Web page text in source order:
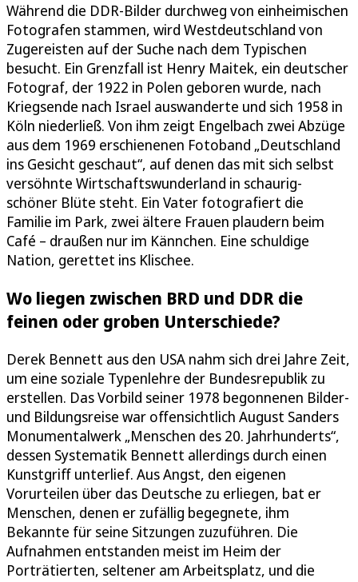
Während die DDR-Bilder durchweg von einheimischen
Fotografen stammen, wird Westdeutschland von
Zugereisten auf der Suche nach dem Typischen
besucht. Ein Grenzfall ist Henry Maitek, ein deutscher
Fotograf, der 1922 in Polen geboren wurde, nach
Kriegsende nach Israel auswanderte und sich 1958 in
Köln niederließ. Von ihm zeigt Engelbach zwei Abzüge
aus dem 1969 erschienenen Fotoband „Deutschland
ins Gesicht geschaut“, auf denen das mit sich selbst
versöhnte Wirtschaftswunderland in schaurig-
schöner Blüte steht. Ein Vater fotografiert die
Familie im Park, zwei ältere Frauen plaudern beim
Café – draußen nur im Kännchen. Eine schuldige
Nation, gerettet ins Klischee.
Wo liegen zwischen BRD und DDR die
feinen oder groben Unterschiede?
Derek Bennett aus den USA nahm sich drei Jahre Zeit,
um eine soziale Typenlehre der Bundesrepublik zu
erstellen. Das Vorbild seiner 1978 begonnenen Bilder-
und Bildungsreise war offensichtlich August Sanders
Monumentalwerk „Menschen des 20. Jahrhunderts“,
dessen Systematik Bennett allerdings durch einen
Kunstgriff unterlief. Aus Angst, den eigenen
Vorurteilen über das Deutsche zu erliegen, bat er
Menschen, denen er zufällig begegnete, ihm
Bekannte für seine Sitzungen zuzuführen. Die
Aufnahmen entstanden meist im Heim der
Porträtierten, seltener am Arbeitsplatz, und die